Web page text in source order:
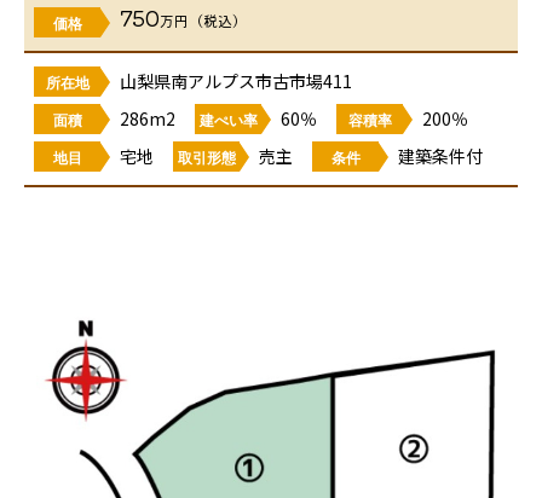
●建築条件付きとなります🏠
●上下水道引込済
接道：東6.0ｍ/北4.3ｍ
区画1/800万円
●アクセス
JR身延線「市川大門」/徒歩70分
●周辺環境
価格 750万円（税込）
所在地 山梨県南アルプス市古市場411
面積 286m2 建ぺい率 60％ 容積率 200％
地目 宅地 取引形態 売主 条件 建築条件付